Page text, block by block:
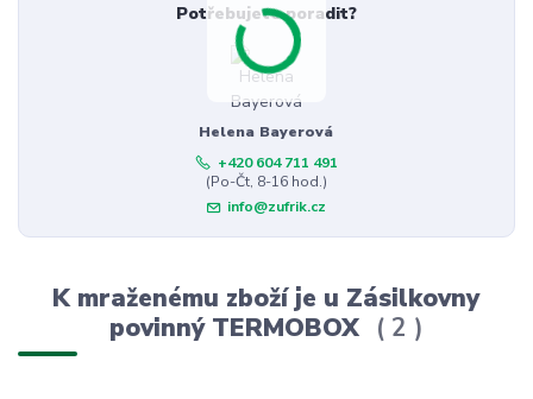
Potřebujete poradit?
Helena Bayerová
+420 604 711 491
(Po-Čt, 8-16 hod.)
info@zufrik.cz
K mraženému zboží je u Zásilkovny
povinný TERMOBOX
2